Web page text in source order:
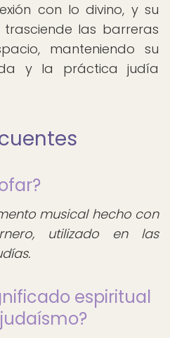
con lo divino, y su
las barreras
manteniendo su
y la práctica judía
musical hecho con
utilizado en las
espiritual